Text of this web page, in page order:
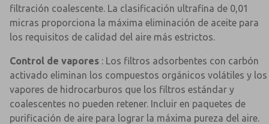
filtración coalescente. La clasificación ultrafina de 0,01
micras proporciona la máxima eliminación de aceite para
los requisitos de calidad del aire más estrictos.
Control de vapores : Los filtros adsorbentes con carbón
activado eliminan los compuestos orgánicos volátiles y los
vapores de hidrocarburos que los filtros estándar y
coalescentes no pueden retener. Incluir en paquetes de
purificación de aire para lograr la máxima pureza del aire.